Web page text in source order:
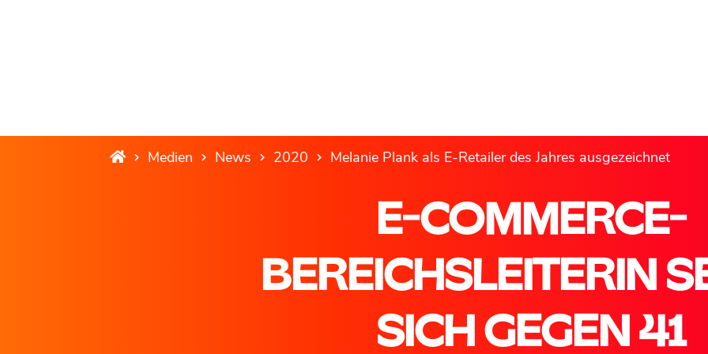
Medien News 2020 Melanie Plank als E-Retailer des Jahres ausgezeichnet
E-COMMERCE-
BEREICHSLEITERIN
SICH GEGEN 41